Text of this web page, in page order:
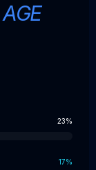
AGE
23%
17%